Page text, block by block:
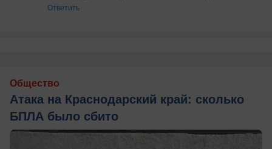
Ответить
Общество
Атака на Краснодарский край: сколько
БПЛА было сбито